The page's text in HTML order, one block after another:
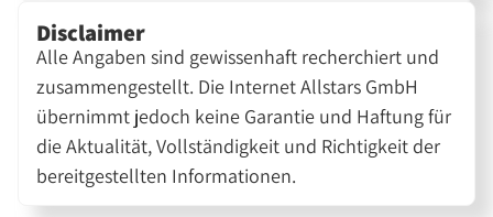
Disclaimer
Alle Angaben sind gewissenhaft recherchiert und
zusammengestellt. Die Internet Allstars GmbH
übernimmt jedoch keine Garantie und Haftung für
die Aktualität, Vollständigkeit und Richtigkeit der
bereitgestellten Informationen.